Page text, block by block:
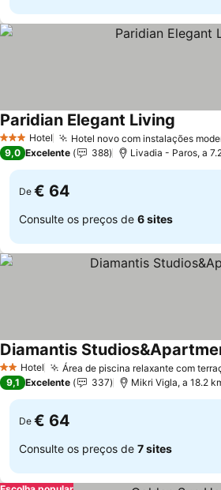
3 EstrelasHotel Hotel novo com instalações
Paridian Elegant Living
9,0 Excelente 388 Livadia - Paros, a
De € 64
Consulte os preços de 6 sites
2 Estrelas
Hotel Área de piscina relaxante com
Diamantis
9,1 Excelente 337 Mikri Vigla, a 18.2
De € 64
Consulte os preços de 7 sites